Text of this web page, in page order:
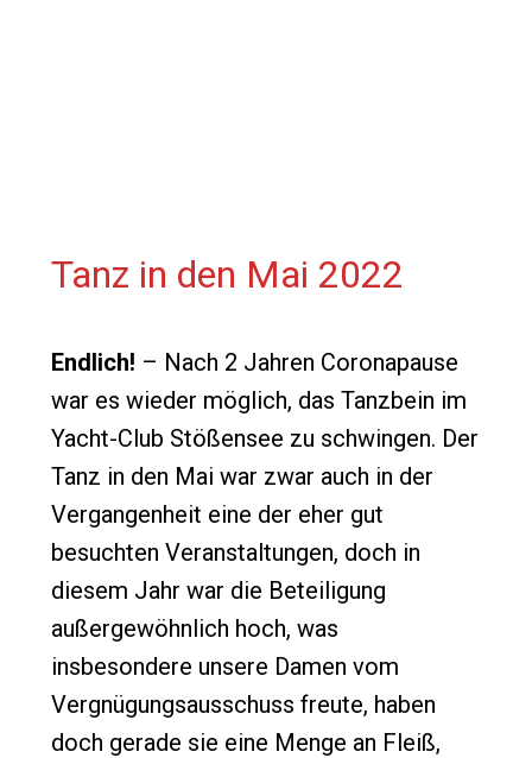
Tanz in den Mai 2022
Endlich! – Nach 2 Jahren Coronapause
war es wieder möglich, das Tanzbein im
Yacht-Club Stößensee zu schwingen. Der
Tanz in den Mai war zwar auch in der
Vergangenheit eine der eher gut
besuchten Veranstaltungen, doch in
diesem Jahr war die Beteiligung
außergewöhnlich hoch, was
insbesondere unsere Damen vom
Vergnügungsausschuss freute, haben
doch gerade sie eine Menge an Fleiß,